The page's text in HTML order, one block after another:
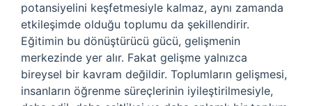
potansiyelini keşfetmesiyle kalmaz, aynı zamanda
etkileşimde olduğu toplumu da şekillendirir.
Eğitimin bu dönüştürücü gücü, gelişmenin
merkezinde yer alır. Fakat gelişme yalnızca
bireysel bir kavram değildir. Toplumların gelişmesi,
insanların öğrenme süreçlerinin iyileştirilmesiyle,